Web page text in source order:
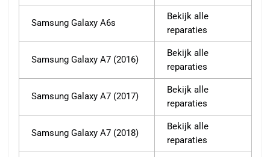
Samsung Galaxy A6s
Bekijk alle
reparaties
Samsung Galaxy A7 (2016)
Bekijk alle
reparaties
Samsung Galaxy A7 (2017)
Bekijk alle
reparaties
Samsung Galaxy A7 (2018)
Bekijk alle
reparaties